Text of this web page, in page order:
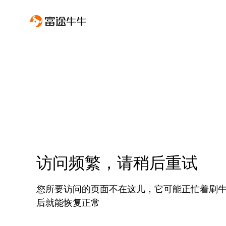
访问频繁，请稍后重试
您所要访问的页面不在这儿，它可能正忙着刷
后就能恢复正常